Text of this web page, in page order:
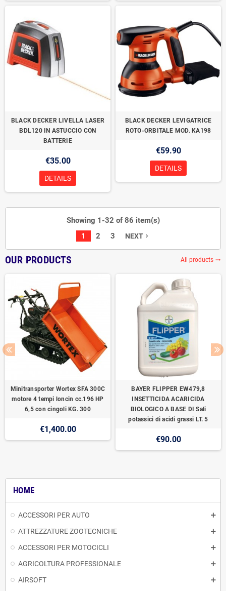
HOME
ACCESSORI PER AUTO
ATTREZZATURE ZOOTECNICHE
ACCESSORI PER MOTOCICLI
AGRICOLTURA PROFESSIONALE
AIRSOFT
BLACK DECKER LIVELLA LASER
BDL120 IN ASTUCCIO CON
BATTERIE
€35.00
DETAILS
BLACK DECKER LEVIGATRICE
ROTO-ORBITALE MOD. KA198
€59.90
DETAILS
Showing 1-32 of 86 item(s)
1
2 3 NEXTnavigate_next
OUR PRODUCTS All products trending_flat
Minitransporter Wortex SFA 300C
motore 4 tempi loncin cc.196 HP
6,5 con cingoli KG. 300
€1,400.00
BAYER FLIPPER EW479,8
INSETTICIDA ACARICIDA
BIOLOGICO A BASE DI Sali
potassici di acidi grassi LT. 5
€90.00